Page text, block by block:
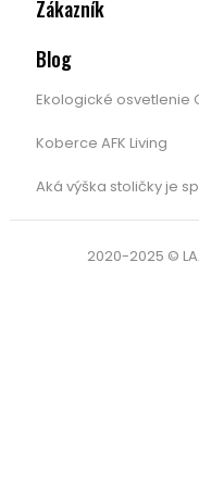
Zákazník
Blog
Ekologické osvetlenie
Koberce AFK Living
Aká výška stoličky je
2020-2025 ©